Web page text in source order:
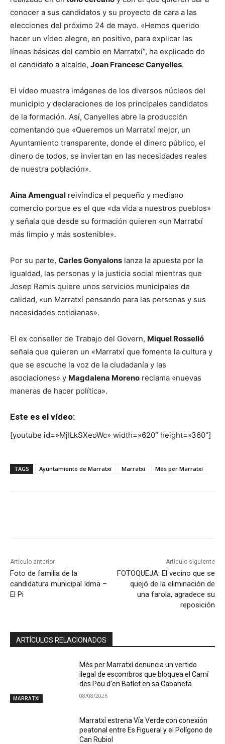
conocer a sus candidatos y su proyecto de cara a las
elecciones del próximo 24 de mayo. «Hemos querido
hacer un vídeo alegre, en positivo, para explicar las
líneas básicas del cambio en Marratxí”, ha explicado do
el candidato a alcalde, Joan Francesc Canyelles.
El vídeo muestra imágenes de los diversos núcleos del
municipio y declaraciones de los principales candidatos
de la formación. Así, Canyelles abre la producción
comentando que «Queremos un Marratxí mejor, un
Ayuntamiento transparente, donde el dinero público, el
dinero de todos, se inviertan en las necesidades reales
de nuestra población».
Aina Amengual reivindica el pequeño y mediano
comercio porque es el que «da vida a nuestros pueblos»
y señala que desde su formación quieren «un Marratxí
más limpio y más sostenible».
Por su parte, Carles Gonyalons lanza la apuesta por la
igualdad, las personas y la justicia social mientras que
Josep Ramis quiere unos servicios municipales de
calidad, «un Marratxí pensando para las personas y sus
necesidades cotidianas».
El ex conseller de Trabajo del Govern, Miquel Rosselló
señala que quieren un «Marratxí que fomente la cultura y
que se escuche la voz de la ciudadanía y las
asociaciones» y Magdalena Moreno reclama «nuevas
maneras de hacer política».
Este es el vídeo:
[youtube id=»MjILkSXeoWc» width=»620″ height=»360″]
TAGS Ayuntamiento de Marratxí Marratxi Més per Marratxí
Artículo anterior
Foto de familia de la
candidatura municipal Idma –
El Pi
Artículo siguiente
FOTOQUEJA: El vecino que se
quejó de la eliminación de
una farola, agradece su
reposición
ARTÍCULOS RELACIONADOS
MARRATXI
Més per Marratxí denuncia un vertido
ilegal de escombros que bloquea el Camí
des Pou d’en Batlet en sa Cabaneta
08/08/2026
Marratxí estrena Vía Verde con conexión
peatonal entre Es Figueral y el Polígono de
Can Rubiol